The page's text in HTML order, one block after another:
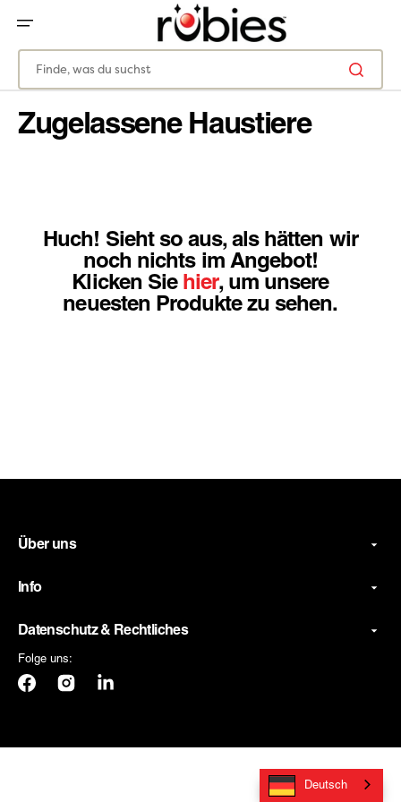
INHALT
SPRINGEN
Finde, was du suchst
Zugelassene Haustiere
Huch! Sieht so aus, als hätten wir
noch nichts im Angebot!
Klicken Sie hier, um unsere
neuesten Produkte zu sehen.
Über uns
Info
Datenschutz & Rechtliches
Folge uns:
FacebookInstagramLinkedIn
Deutsch